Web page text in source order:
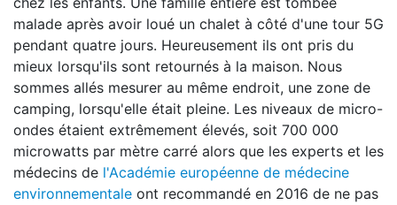
malade après avoir loué un chalet à côté d'une tour 5G
pendant quatre jours. Heureusement ils ont pris du
mieux lorsqu'ils sont retournés à la maison. Nous
sommes allés mesurer au même endroit, une zone de
camping, lorsqu'elle était pleine. Les niveaux de micro-
ondes étaient extrêmement élevés, soit 700 000
microwatts par mètre carré alors que les experts et les
médecins de l'Académie européenne de médecine
environnementale ont recommandé en 2016 de ne pas